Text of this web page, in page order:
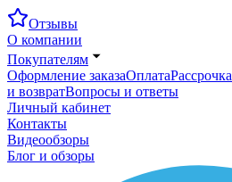
Отзывы
О компании
Покупателям
Оформление заказаОплатаРассрочка
и возвратВопросы и ответы
Личный кабинет
Контакты
Видеообзоры
Блог и обзоры